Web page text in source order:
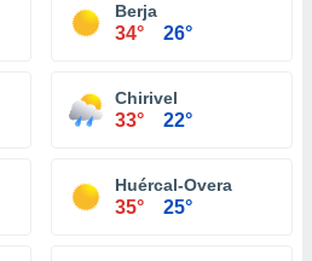
Berja
34° 26°
Chirivel
33° 22°
Huércal-Overa
35° 25°